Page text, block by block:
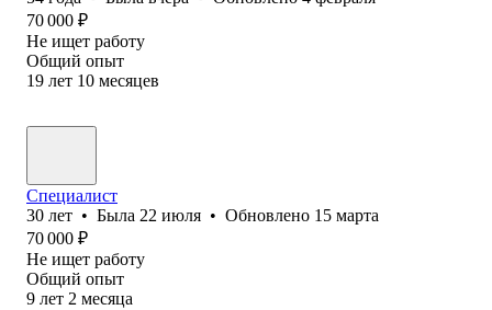
70 000 ₽
Не ищет работу
Общий опыт
19 лет 10 месяцев
Специалист
30 лет • Была 22 июля • Обновлено 15 марта
70 000 ₽
Не ищет работу
Общий опыт
9 лет 2 месяца